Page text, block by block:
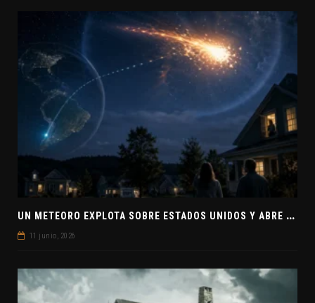
U
N METEORO EXPLOTA SOBRE ESTADOS UNIDOS Y ABRE LA PISTA DE POLAR-IM, UN POSIBLE VISITANTE INTERESTELAR
11 junio, 2026